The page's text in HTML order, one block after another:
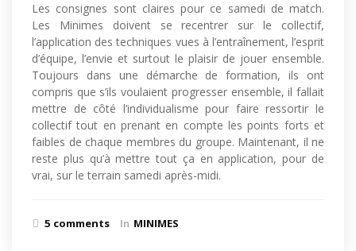
Les consignes sont claires pour ce samedi de match.
Les Minimes doivent se recentrer sur le collectif,
l’application des techniques vues à l’entraînement, l’esprit
d’équipe, l’envie et surtout le plaisir de jouer ensemble.
Toujours dans une démarche de formation, ils ont
compris que s’ils voulaient progresser ensemble, il fallait
mettre de côté l’individualisme pour faire ressortir le
collectif tout en prenant en compte les points forts et
faibles de chaque membres du groupe. Maintenant, il ne
reste plus qu’à mettre tout ça en application, pour de
vrai, sur le terrain samedi après-midi.
5 comments In MINIMES